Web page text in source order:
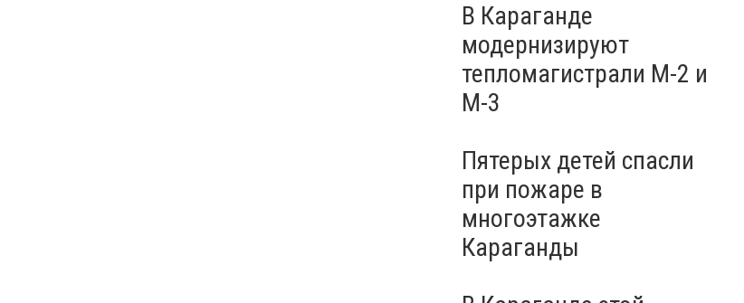
В Караганде
модернизируют
тепломагистрали М-2 и
М-3
Пятерых детей спасли
при пожаре в
многоэтажке
Караганды